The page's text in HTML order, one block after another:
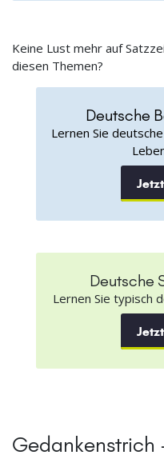
Keine Lust mehr auf
diesen Themen?
Deutsche
Lernen Sie
Deutsche
Lernen Sie typisch
Gedankenstrich